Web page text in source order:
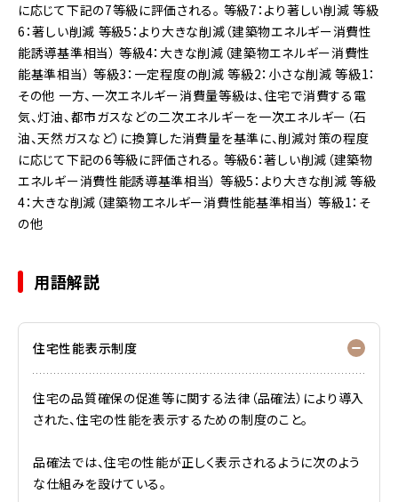
に応じて下記の7等級に評価される。 等級7：より著しい削減 等級
6：著しい削減 等級5：より大きな削減（建築物エネルギー消費性
能誘導基準相当） 等級4：大きな削減（建築物エネルギー消費性
能基準相当） 等級3：一定程度の削減 等級2：小さな削減 等級1：
その他 一方、一次エネルギー消費量等級は、住宅で消費する電
気、灯油、都市ガスなどの二次エネルギーを一次エネルギー（石
油、天然ガスなど）に換算した消費量を基準に、削減対策の程度
に応じて下記の6等級に評価される。 等級6：著しい削減（建築物
エネルギー消費性能誘導基準相当） 等級5：より大きな削減 等級
4：大きな削減（建築物エネルギー消費性能基準相当） 等級1：そ
の他
用語解説
住宅性能表示制度
住宅の品質確保の促進等に関する法律（品確法）により導入
された、住宅の性能を表示するための制度のこと。
品確法では、住宅の性能が正しく表示されるように次のよう
な仕組みを設けている。